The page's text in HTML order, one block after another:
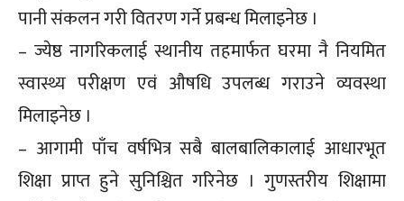
पानी संकलन गरी वितरण गर्ने प्रबन्ध मिलाइनेछ ।
– ज्येष्ठ नागरिकलाई स्थानीय तहमार्फत घरमा नै नियमित
स्वास्थ्य परीक्षण एवं औषधि उपलब्ध गराउने व्यवस्था
मिलाइनेछ ।
– आगामी पाँच वर्षभित्र सबै बालबालिकालाई आधारभूत
शिक्षा प्राप्त हुने सुनिश्चित गरिनेछ । गुणस्तरीय शिक्षामा